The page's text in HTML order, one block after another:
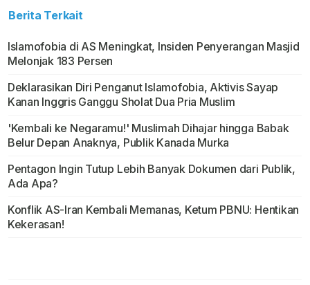
Berita Terkait
Islamofobia di AS Meningkat, Insiden Penyerangan Masjid
Melonjak 183 Persen
Deklarasikan Diri Penganut Islamofobia, Aktivis Sayap
Kanan Inggris Ganggu Sholat Dua Pria Muslim
'Kembali ke Negaramu!' Muslimah Dihajar hingga Babak
Belur Depan Anaknya, Publik Kanada Murka
Pentagon Ingin Tutup Lebih Banyak Dokumen dari Publik,
Ada Apa?
Konflik AS-Iran Kembali Memanas, Ketum PBNU: Hentikan
Kekerasan!